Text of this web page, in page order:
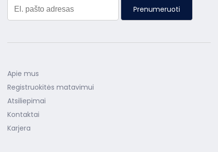
Prenumeruoti
Apie mus
Registruokitės matavimui
Atsiliepimai
Kontaktai
Karjera